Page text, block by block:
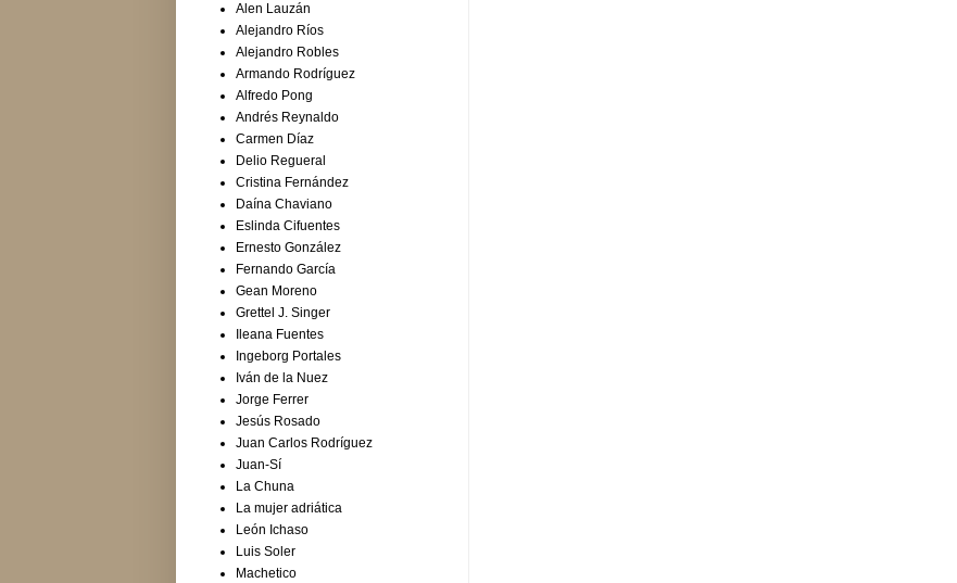
Alen Lauzán
Alejandro Ríos
Alejandro Robles
Armando Rodríguez
Alfredo Pong
Andrés Reynaldo
Carmen Díaz
Delio Regueral
Cristina Fernández
Daína Chaviano
Eslinda Cifuentes
Ernesto González
Fernando García
Gean Moreno
Grettel J. Singer
Ileana Fuentes
Ingeborg Portales
Iván de la Nuez
Jorge Ferrer
Jesús Rosado
Juan Carlos Rodríguez
Juan-Sí
La Chuna
La mujer adriática
León Ichaso
Luis Soler
Machetico